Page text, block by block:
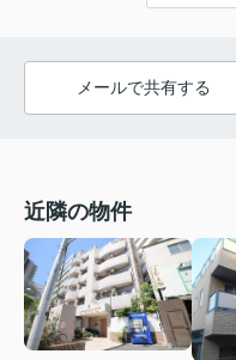
メールで共有する
近隣の物件